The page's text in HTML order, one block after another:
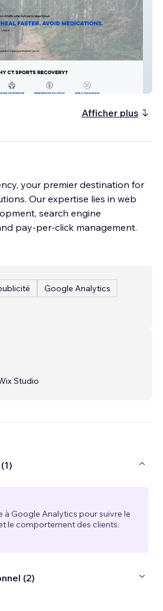
Afficher plus
your premier destination for
Our expertise lies in web
search engine
pay-per-click management.
Google Analytics
Studio
à Google Analytics pour suivre le
le comportement des clients.
(2)